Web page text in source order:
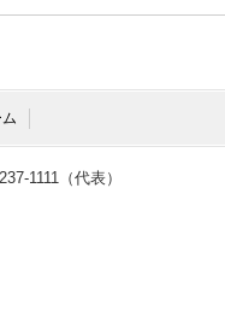
1111（代表）